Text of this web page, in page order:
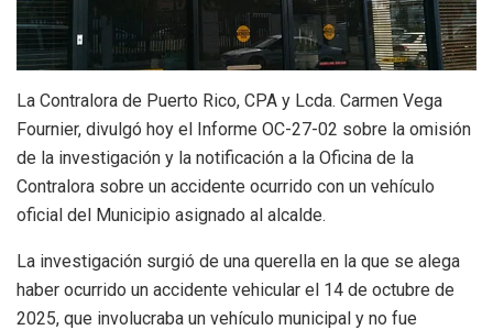
La Contralora de Puerto Rico, CPA y Lcda. Carmen Vega
Fournier, divulgó hoy el Informe OC-27-02 sobre la omisión
de la investigación y la notificación a la Oficina de la
Contralora sobre un accidente ocurrido con un vehículo
oficial del Municipio asignado al alcalde.
La investigación surgió de una querella en la que se alega
haber ocurrido un accidente vehicular el 14 de octubre de
2025, que involucraba un vehículo municipal y no fue